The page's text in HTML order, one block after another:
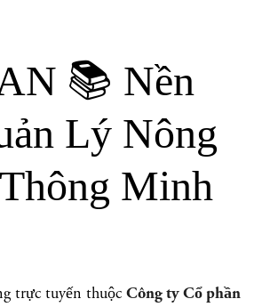
📚 Nền
Lý Nông
Minh
trực tuyến thuộc Công ty Cổ phần